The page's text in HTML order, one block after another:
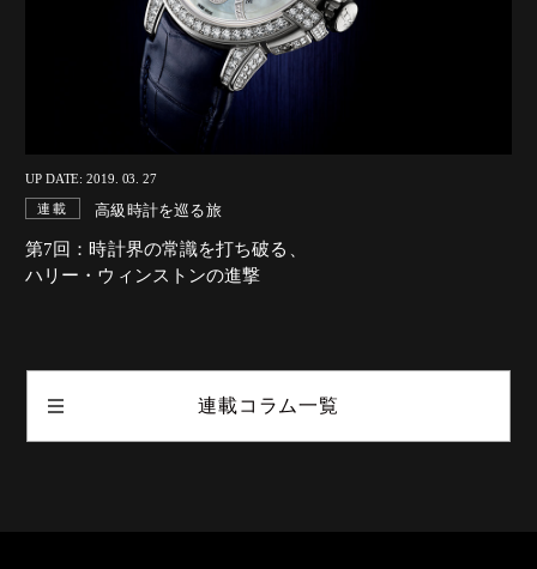
UP DATE: 2019. 03. 27
連載 高級時計を巡る旅
第7回：時計界の常識を打ち破る、
ハリー・ウィンストンの進撃
連載コラム一覧